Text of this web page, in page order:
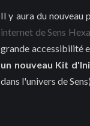
Il y aura du nouveau
internet de Sens
grande accessibilité
un nouveau Kit
dans l'univers de